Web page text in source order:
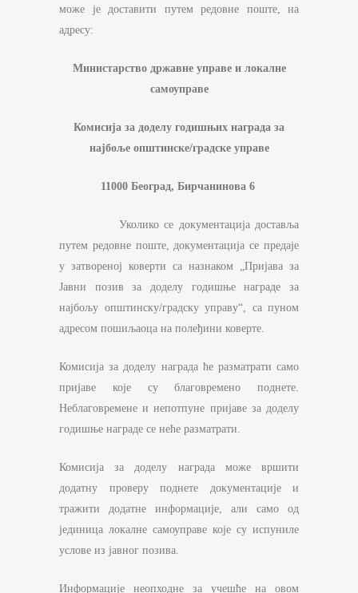
може је доставити путем редовне поште, на
адресу:
Министарство државне управе и локалне
самоуправе
Комисија за доделу годишњих награда за
најбоље општинске/градске управе
11000 Београд, Бирчанинова 6
Уколико се документација доставља
путем редовне поште, документација се предаје
у затвореној коверти са назнаком „Пријава за
Јавни позив за доделу годишње награде за
најбољу општинску/градску управу“, са пуном
адресом пошиљаоца на полеђини коверте.
Комисија за доделу награда ће разматрати само
пријаве које су благовремено поднете.
Неблаговремене и непотпуне пријаве за доделу
годишње награде се неће разматрати.
Комисија за доделу награда може вршити
додатну проверу поднете документације и
тражити додатне информације, али само од
јединица локалне самоуправе које су испуниле
услове из јавног позива.
Информације неопходне за учешће на овом